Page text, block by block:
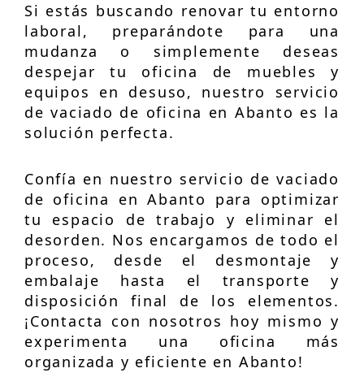
Si estás buscando renovar tu entorno
laboral, preparándote para una
mudanza o simplemente deseas
despejar tu oficina de muebles y
equipos en desuso, nuestro servicio
de vaciado de oficina en Abanto es la
solución perfecta.
Confía en nuestro servicio de vaciado
de oficina en Abanto para optimizar
tu espacio de trabajo y eliminar el
desorden. Nos encargamos de todo el
proceso, desde el desmontaje y
embalaje hasta el transporte y
disposición final de los elementos.
¡Contacta con nosotros hoy mismo y
experimenta una oficina más
organizada y eficiente en Abanto!